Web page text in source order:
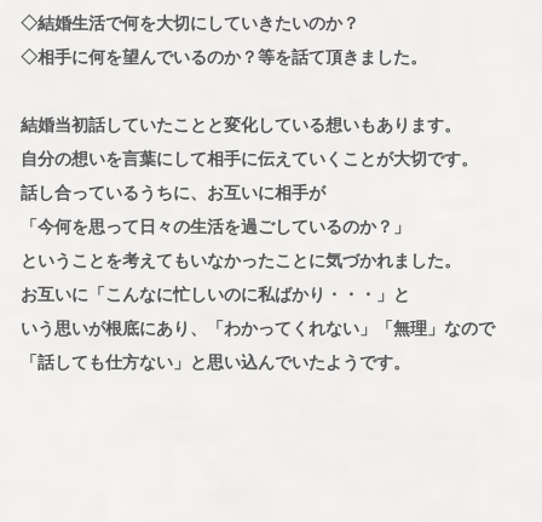
◇結婚生活で何を大切にしていきたいのか？
◇相手に何を望んでいるのか？等を話て頂きました。
結婚当初話していたことと変化している想いもあります。
自分の想いを言葉にして相手に伝えていくことが大切です。
話し合っているうちに、お互いに相手が
「今何を思って日々の生活を過ごしているのか？」
ということを考えてもいなかったことに気づかれました。
お互いに「こんなに忙しいのに私ばかり・・・」と
いう思いが根底にあり、「わかってくれない」「無理」なので
「話しても仕方ない」と思い込んでいたようです。